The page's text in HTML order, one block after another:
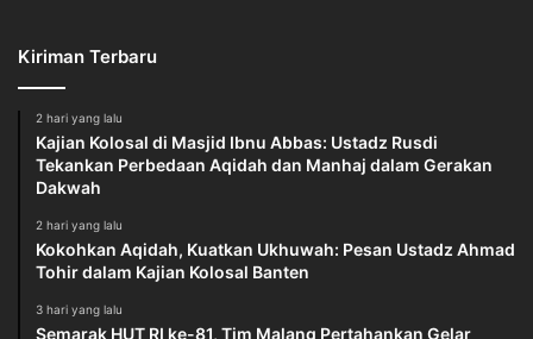
رَبَّنَا لَا تُزِغْ قُلُوبَنَا بَعْدَ إِذْ هَدَيْتَنَا وَهَبْ لَنَا مِنْ لَدُنْكَ رَحْمَةً إِنَّكَ أَنْتَ
“Ya Tuhan kami, janganlah Engkau condongkan kami
kepada kesesatan setelah Engkau berikan petunjuk kepeda
kami rahmat dari sisi-Mu. Sesungguhnya Engkau adalah
Maha Pemberi.”
Kiriman Terbaru
2 hari yang lalu
Kajian Kolosal di Masjid Ibnu Abbas: Ustadz Rusdi
Tekankan Perbedaan Aqidah dan Manhaj dalam Gerakan
Dakwah
2 hari yang lalu
Kokohkan Aqidah, Kuatkan Ukhuwah: Pesan Ustadz Ahmad
Tohir dalam Kajian Kolosal Banten
3 hari yang lalu
Semarak HUT RI ke-81, Tim Malang Pertahankan Gelar